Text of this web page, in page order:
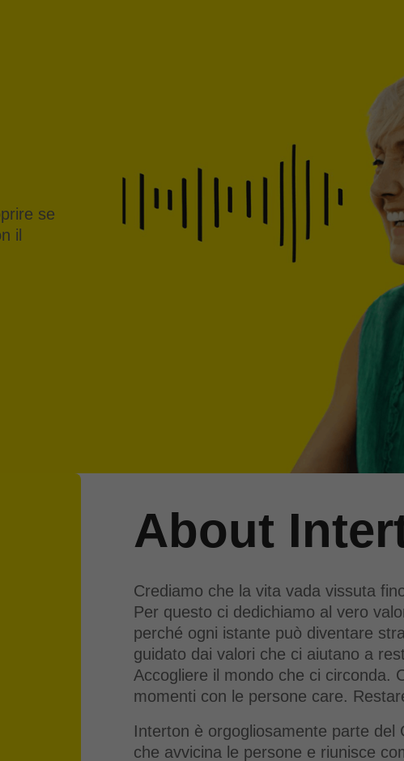
se
il
About
Crediamo che la vita vada vissuta
Per questo ci dedichiamo al vero
perché ogni istante può diventare
guidato dai valori che ci aiutano a
Accogliere il mondo che ci circonda.
momenti con le persone care.
Interton è orgogliosamente parte del
che avvicina le persone e riunisce